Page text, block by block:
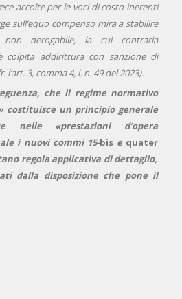
accolte per le voci di costo inerenti
sull’equo compenso mira a stabilire
derogabile, la cui contraria
colpita addirittura con sanzione di
l’art. 3, comma 4, l. n. 49 del 2023).
che il regime normativo
costituisce un principio generale
nelle «prestazioni d’opera
i nuovi commi 15-bise quater
regola applicativa di dettaglio,
dalla disposizione che pone il